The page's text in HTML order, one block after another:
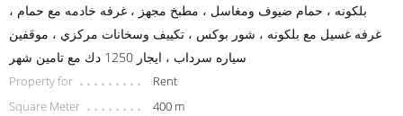
بلكونه ، حمام ضيوف ومغاسل ، مطبخ مجهز ، غرفه خادمه مع حمام ،
غرفه غسيل مع بلكونه ، شور بوكس ، تكييف وسخانات مركزي ، موقفين
سياره سرداب ، ايجار 1250 دك مع تامين شهر
Property for
Rent
Square Meter
400 m